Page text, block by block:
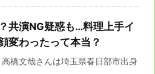
共演NG疑惑も…料理上手イ
変わったって本当？
橋文哉さんは埼玉県春日部市出身